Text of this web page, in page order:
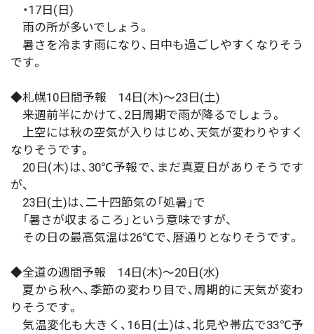
・17日(日)
雨の所が多いでしょう。
暑さを冷ます雨になり、日中も過ごしやすくなりそう
です。
◆札幌10日間予報 14日(木)～23日(土)
来週前半にかけて、2日周期で雨が降るでしょう。
上空には秋の空気が入りはじめ、天気が変わりやすく
なりそうです。
20日(木)は、30℃予報で、まだ真夏日がありそうです
が、
23日(土)は、二十四節気の「処暑」で
「暑さが収まるころ」という意味ですが、
その日の最高気温は26℃で、暦通りとなりそうです。
◆全道の週間予報 14日(木)～20日(水)
夏から秋へ、季節の変わり目で、周期的に天気が変わ
りそうです。
気温変化も大きく、16日(土)は、北見や帯広で33℃予